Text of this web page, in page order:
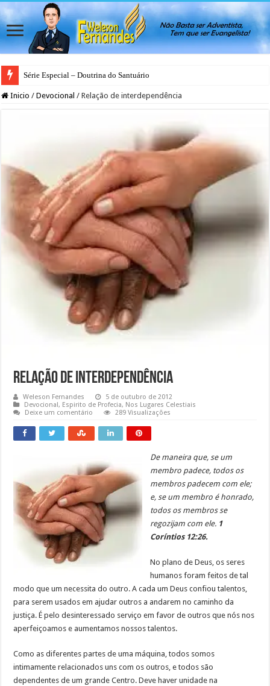
Série Especial – Doutrina do Santuário
Inicio / Devocional / Relação de interdependência
Relação de interdependência
Weleson Fernandes
5 de outubro de 2012
Devocional, Espirito de Profecia, Nos Lugares Celestiais
Deixe um comentário
289 Visualizações
De maneira que, se um
membro padece, todos os
membros padecem com ele;
e, se um membro é honrado,
todos os membros se
regozijam com ele. 1
Coríntios 12:26.
No plano de Deus, os seres
humanos foram feitos de tal
modo que um necessita do outro. A cada um Deus confiou talentos,
para serem usados em ajudar outros a andarem no caminho da
justiça. É pelo desinteressado serviço em favor de outros que nós nos
aperfeiçoamos e aumentamos nossos talentos.
Como as diferentes partes de uma máquina, todos somos
intimamente relacionados uns com os outros, e todos são
dependentes de um grande Centro. Deve haver unidade na